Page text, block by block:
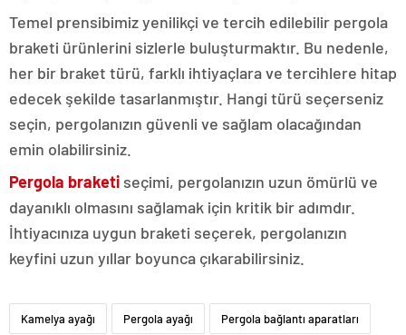
Temel prensibimiz yenilikçi ve tercih edilebilir pergola
braketi ürünlerini sizlerle buluşturmaktır. Bu nedenle,
her bir braket türü, farklı ihtiyaçlara ve tercihlere hitap
edecek şekilde tasarlanmıştır. Hangi türü seçerseniz
seçin, pergolanızın güvenli ve sağlam olacağından
emin olabilirsiniz.
Pergola braketi seçimi, pergolanızın uzun ömürlü ve
dayanıklı olmasını sağlamak için kritik bir adımdır.
İhtiyacınıza uygun braketi seçerek, pergolanızın
keyfini uzun yıllar boyunca çıkarabilirsiniz.
Kamelya ayağı Pergola ayağı Pergola bağlantı aparatları